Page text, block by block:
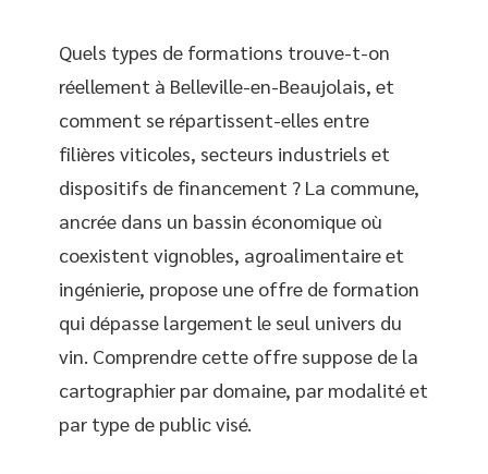
Quels types de formations trouve-t-on
réellement à Belleville-en-Beaujolais, et
comment se répartissent-elles entre
filières viticoles, secteurs industriels et
dispositifs de financement ? La commune,
ancrée dans un bassin économique où
coexistent vignobles, agroalimentaire et
ingénierie, propose une offre de formation
qui dépasse largement le seul univers du
vin. Comprendre cette offre suppose de la
cartographier par domaine, par modalité et
par type de public visé.